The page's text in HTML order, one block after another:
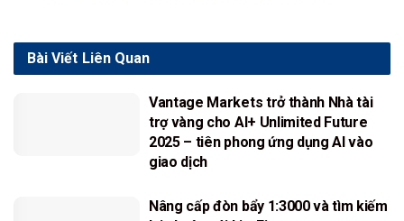
Liên Quan
Bài Viết
Vantage Markets trở thành Nhà tài
trợ vàng cho AI+ Unlimited Future
2025 – tiên phong ứng dụng AI vào
giao dịch
Nâng cấp đòn bẩy 1:3000 và tìm kiếm